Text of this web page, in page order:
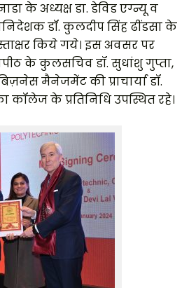
के अध्यक्ष डा. डेविड एग्न्यू व
डॉ. कुलदीप सिंह ढींडसा के
किये गये। इस अवसर पर
के कुलसचिव डॉ. सुधांशु गुप्ता,
मैनेजमेंट की प्राचार्या डॉ.
के प्रतिनिधि उपस्थित रहे।